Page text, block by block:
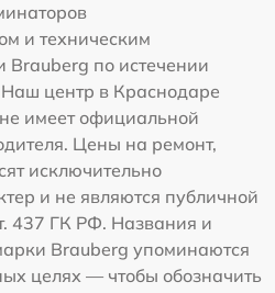
и техническим
Brauberg по истечении
центр в Краснодаре
имеет официальной
Цены на ремонт,
исключительно
и не являются публичной
437 ГК РФ. Названия и
Brauberg упоминаются
целях — чтобы обозначить